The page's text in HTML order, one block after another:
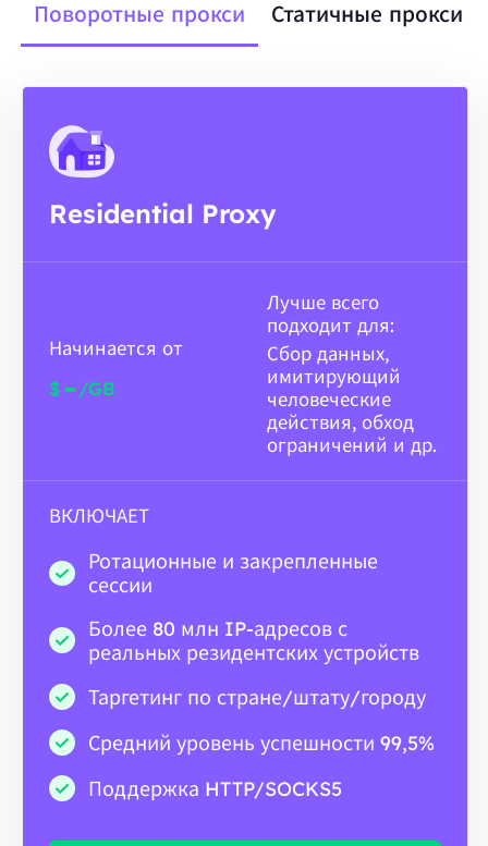
Поворотные прокси Статичные прокси
Residential Proxy
Начинается от
$- /GB
Лучше всего
подходит для:
Сбор данных,
имитирующий
человеческие
действия, обход
ограничений и др.
ВКЛЮЧАЕТ
Ротационные и закрепленные
сессии
Более 80 млн IP-адресов с
реальных резидентских устройств
Таргетинг по стране/штату/городу
Средний уровень успешности 99,5%
Поддержка HTTP/SOCKS5